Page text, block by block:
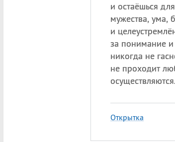
и остаёшься
мужества, ума,
и
за понимание
никогда не
не проходит
осуществляются.
Открытка